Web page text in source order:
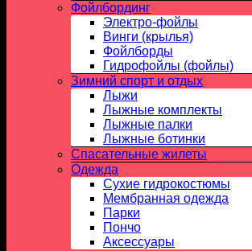
Фойлбординг
Электро-фойлы
Винги (крылья)
Фойлборды
Гидрофойлы (фойлы)
Зимний спорт и отдых
Лыжи
Лыжные комплекты
Лыжные палки
Лыжные ботинки
Спасательные жилеты
Одежда
Сухие гидрокостюмы
Мембранная одежда
Парки
Пончо
Аксессуары